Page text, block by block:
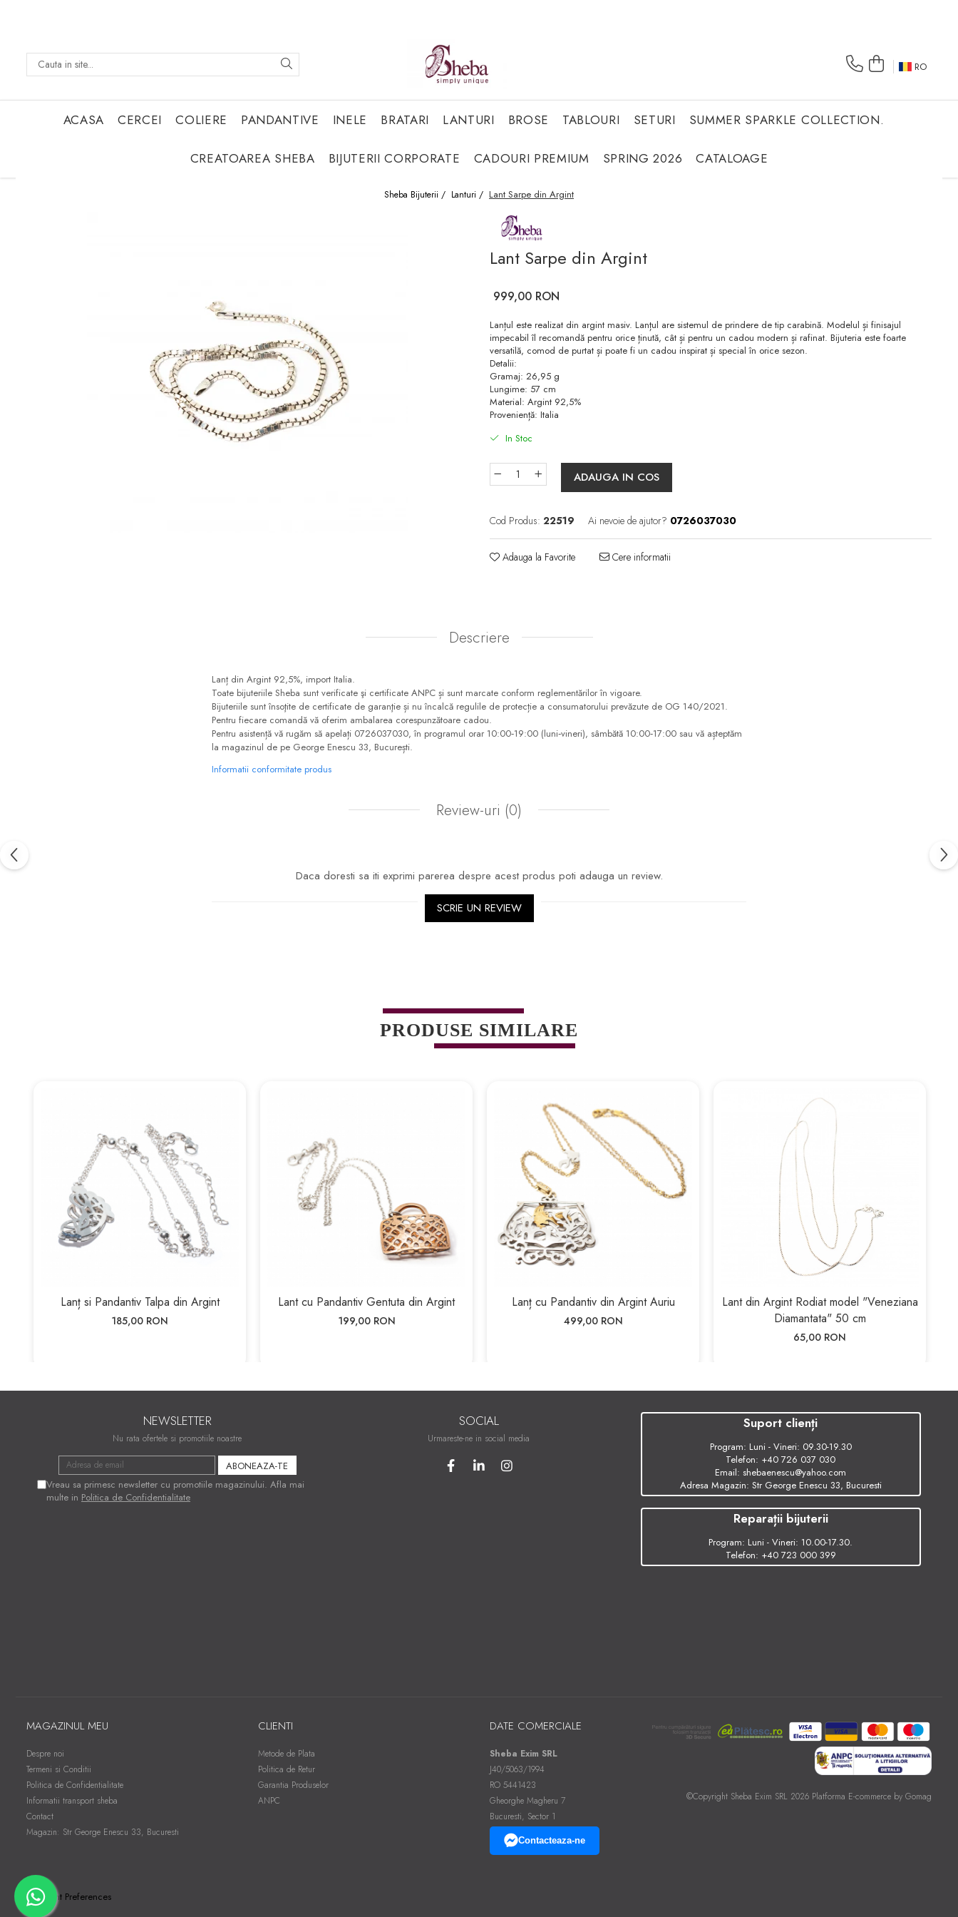
RO
ACASA CERCEI COLIERE PANDANTIVE INELE BRATARI LANTURI BROSE TABLOURI SETURI SUMMER SPARKLE COLLECTION.
CREATOAREA SHEBA BIJUTERII CORPORATE CADOURI PREMIUM SPRING 2026 CATALOAGE
Sheba Bijuterii / Lanturi / Lant Sarpe din Argint
Lant Sarpe din Argint
999,00 RON
Lanțul este realizat din argint masiv. Lanțul are sistemul de prindere de tip carabină. Modelul și finisajul
impecabil îl recomandă pentru orice ținută, cât și pentru un cadou modern și rafinat. Bijuteria este foarte
versatilă, comod de purtat și poate fi un cadou inspirat și special în orice sezon.
Detalii:
Gramaj: 26,95 g
Lungime: 57 cm
Material: Argint 92,5%
Proveniență: Italia
In Stoc
ADAUGA IN COS
Cod Produs: 22519 Ai nevoie de ajutor? 0726037030
Adauga la Favorite Cere informatii
Descriere
Lanț din Argint 92,5%, import Italia.
Toate bijuteriile Sheba sunt verificate şi certificate ANPC și sunt marcate conform reglementărilor în vigoare.
Bijuteriile sunt însoţite de certificate de garanţie și nu încalcă regulile de protecție a consumatorului prevăzute de OG 140/2021.
Pentru fiecare comandă vă oferim ambalarea corespunzătoare cadou.
Pentru asistență vă rugăm să apelați 0726037030, în programul orar 10:00‑19:00 (luni‑vineri), sâmbătă 10:00‑17:00 sau vă așteptăm
la magazinul de pe George Enescu 33, București.
Informatii conformitate produs
Review-uri (0)
Daca doresti sa iti exprimi parerea despre acest produs poti adauga un review.
SCRIE UN REVIEW
PRODUSE SIMILARE
Lanț si Pandantiv Talpa din Argint
185,00 RON
Lant cu Pandantiv Gentuta din Argint
199,00 RON
Lanț cu Pandantiv din Argint Auriu
499,00 RON
Lant din Argint Rodiat model "Veneziana
Diamantata" 50 cm
65,00 RON
NEWSLETTER
Nu rata ofertele si promotiile noastre
Vreau sa primesc newsletter cu promotiile magazinului. Afla mai
multe in Politica de Confidentialitate
SOCIAL
Urmareste-ne in social media
Suport clienți
Program: Luni - Vineri: 09.30-19.30
Telefon: +40 726 037 030
Email:shebaenescu@yahoo.com
Adresa Magazin: Str George Enescu 33, Bucuresti
Reparații bijuterii
Program: Luni - Vineri: 10.00-17.30.
Telefon: +40 723 000 399
MAGAZINUL MEU
Despre noi
Termeni si Conditii
Politica de Confidentialitate
Informatii transport sheba
Contact
Magazin: Str George Enescu 33, Bucuresti
CLIENTI
Metode de Plata
Politica de Retur
Garantia Produselor
ANPC
DATE COMERCIALE
Sheba Exim SRL
J40/5063/1994
RO 5441423
Gheorghe Magheru 7
Bucuresti, Sector 1
Contacteaza-ne
©Copyright Sheba Exim SRL 2026 Platforma E-commerce by Gomag
Consent Preferences